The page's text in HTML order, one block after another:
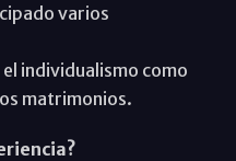
varios
individualismo como
matrimonios.